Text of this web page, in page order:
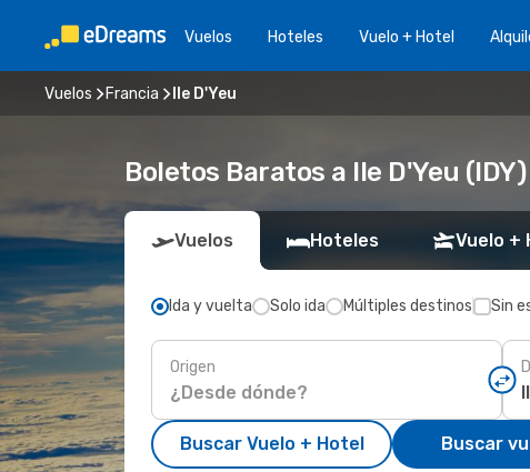
Vuelos Hoteles Vuelo + Hotel
Vuelos Francia Ile D'Yeu
Boletos Baratos a Ile D'Yeu (IDY)
Vuelos Hoteles Vuelo +
Ida y vuelta Solo ida Múltiples destinos Sin
Origen
Buscar Vuelo + Hotel Buscar